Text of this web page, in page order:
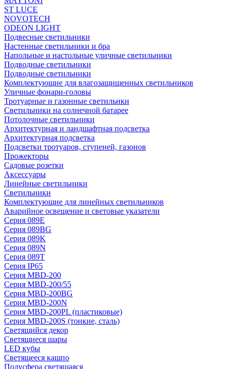
ST LUCE
NOVOTECH
ODEON LIGHT
Подвесные светильники
Настенные светильники и бра
Напольные и настольные уличные светильники
Подводные светильники
Подводные светильники
Комплектующие для влагозащищенных светильников
Уличные фонари-головы
Тротуарные и газонные светильнки
Светильники на солнечной батарее
Потолочные светильники
Архитектурная и ландшафтная подсветка
Архитектурная подсветка
Подсветки тротуаров, ступеней, газонов
Прожекторы
Садовые розетки
Аксессуары
Линейные светильники
Светильники
Комплектующие для линейных светильников
Аварийное освещение и световые указатели
Серия 089E
Серия 089BG
Серия 089K
Серия 089N
Серия 089T
Серия IP65
Серия MBD-200
Серия MBD-200/55
Серия MBD-200BG
Серия MBD-200N
Серия MBD-200PL (пластиковые)
Серия MBD-200S (тонкие, сталь)
Светящийся декор
Светящиеся шары
LED кубы
Светящееся кашпо
Полусфера светящаяся